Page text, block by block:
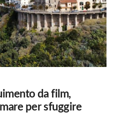
da film,
per sfuggire